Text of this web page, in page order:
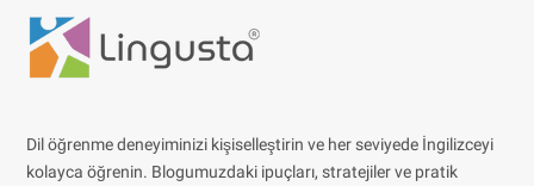
Dil öğrenme deneyiminizi kişiselleştirin ve her seviyede İngilizceyi
kolayca öğrenin. Blogumuzdaki ipuçları, stratejiler ve pratik